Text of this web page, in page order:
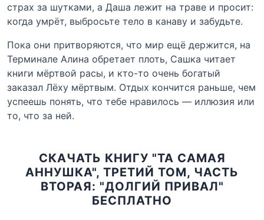
страх за шутками, а Даша лежит на траве и просит:
когда умрёт, выбросьте тело в канаву и забудьте.
Пока они притворяются, что мир ещё держится, на
Терминале Алина обретает плоть, Сашка читает
книги мёртвой расы, и кто-то очень богатый
заказал Лёху мёртвым. Отдых кончится раньше, чем
успеешь понять, что тебе нравилось — иллюзия или
то, что за ней.
СКАЧАТЬ КНИГУ "ТА САМАЯ
АННУШКА", ТРЕТИЙ ТОМ, ЧАСТЬ
ВТОРАЯ: "ДОЛГИЙ ПРИВАЛ"
БЕСПЛАТНО